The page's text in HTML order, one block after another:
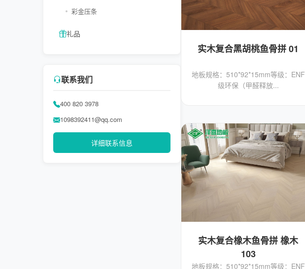
彩金压条
礼品
联系我们
400 820 3978
1098392411@qq.com
详细联系信息
实木复合黑胡桃鱼骨拼 01
地板规格：510*92*15mm等级：ENF
级环保（甲醛释放...
实木复合橡木鱼骨拼 橡木
103
地板规格：510*92*15mm等级：ENF